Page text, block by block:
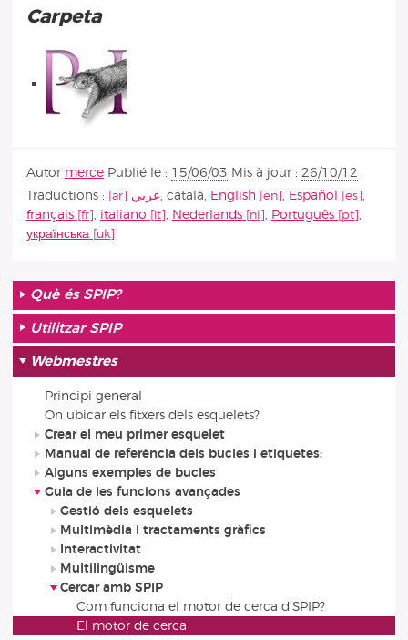
Carpeta
Autor merce Publié le : 15/06/03 Mis à jour : 26/10/12
Traductions :
عربي, català, English , Español
,
français
, italiano , Nederlands , Português
,
українська
Què és SPIP?
Utilitzar SPIP
Webmestres
Principi general
On ubicar els fitxers dels esquelets?
Crear el meu primer esquelet
Manual de referència dels bucles i etiquetes:
Alguns exemples de bucles
Guia de les funcions avançades
Gestió dels esquelets
Multimèdia i tractaments gràfics
Interactivitat
Multilingüisme
Cercar amb SPIP
Com funciona el motor de cerca d’SPIP?
El motor de cerca